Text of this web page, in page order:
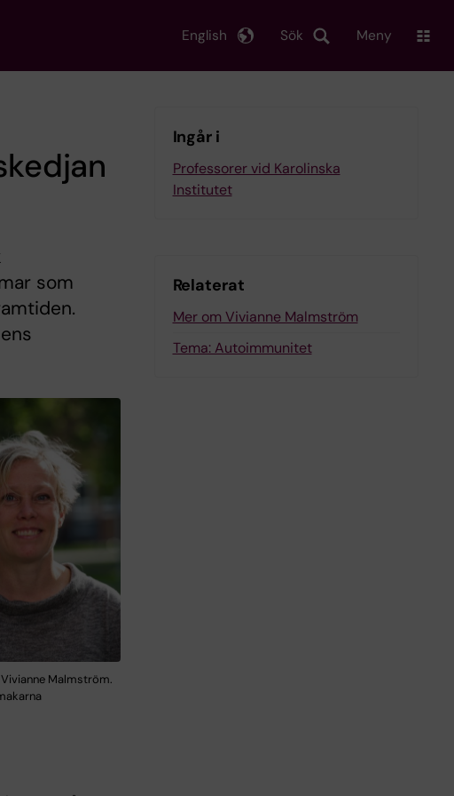
Sök
English Meny
som
Malmström.
Ingår i
Professorer vid Karolinska
Institutet
Relaterat
Mer om Vivianne Malmström
Tema: Autoimmunitet